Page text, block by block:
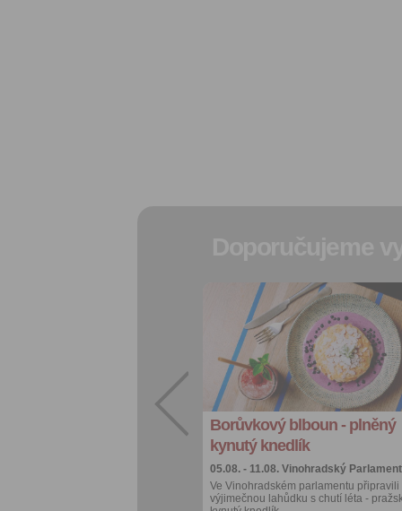
Borůvkový blboun - plněný
kynutý knedlík
05.08. - 11.08. Vinohradský Parlament
Ve Vinohradském parlamentu připravili
výjimečnou lahůdku s chutí léta -
Přidat do
oblíbených
Sdílet:
Facebook
export do
kalendáře
Více výhod pro
přihlášené